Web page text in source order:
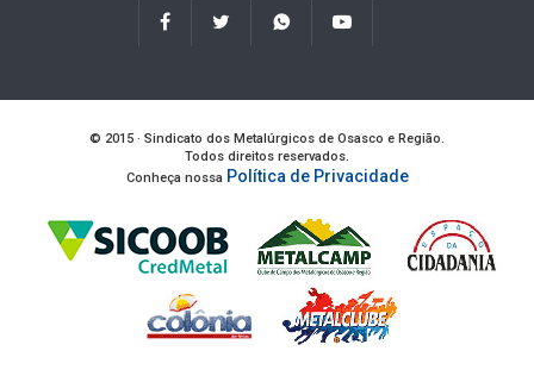
© 2015 · Sindicato dos Metalúrgicos de Osasco e Região.
Todos direitos reservados.
Conheça nossa Política de Privacidade